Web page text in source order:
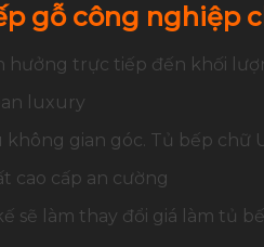
gỗ công nghiệp
hưởng trực tiếp đến khối
không gian góc. Tủ bếp
sẽ làm thay đổi giá làm tủ